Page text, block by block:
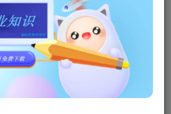
生存射击游戏。在丧尸遍地的
下去，各种装备搭配，流畅操
去，已去除广告。